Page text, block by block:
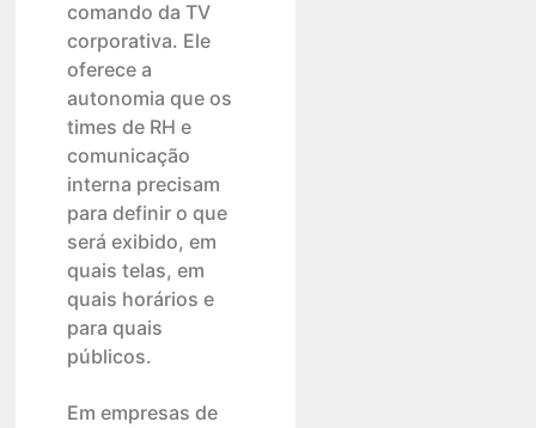
comando da TV
corporativa. Ele
oferece a
autonomia que os
times de RH e
comunicação
interna precisam
para definir o que
será exibido, em
quais telas, em
quais horários e
para quais
públicos.
Em empresas de